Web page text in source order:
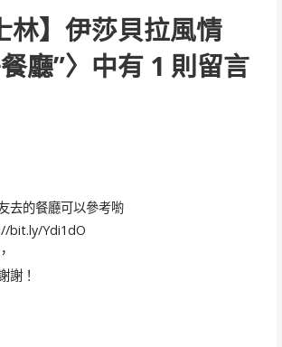
林】伊莎貝拉風情
廳”〉中有 1 則留言
去的餐廳可以參考喲
bit.ly/Ydi1dO
謝！